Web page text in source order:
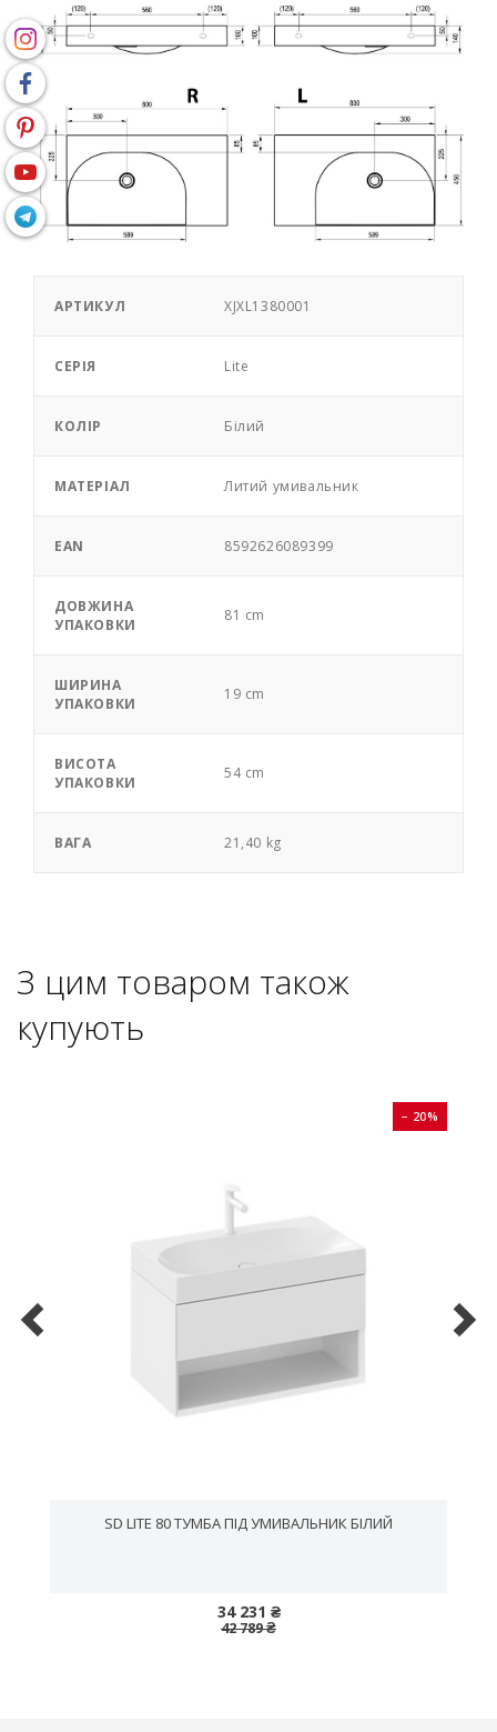
АРТИКУЛ XJXL1380001
СЕРІЯ Lite
КОЛІР Білий
МАТЕРІАЛ Литий умивальник
EAN 8592626089399
ДОВЖИНА
УПАКОВКИ
81 cm
ШИРИНА
УПАКОВКИ
19 cm
ВИСОТА
УПАКОВКИ
54 cm
ВАГА 21,40 kg
З цим товаром також
купують
− 20%
SD LITE 80 ТУМБА ПІД УМИВАЛЬНИК БІЛИЙ
34 231 ₴
42 789 ₴